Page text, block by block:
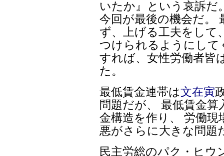
いたか』という哀訴だ
今回が最後の機会だ。
ず、上げる工夫をして
つけられるようにして
すれば、女性労働者皆
た。
最低賃金連帯は文在寅
問題だが、 最低賃金
金構造を作り、 労働
悪がさらに大きな問題
民主労総のパク・ヒウ